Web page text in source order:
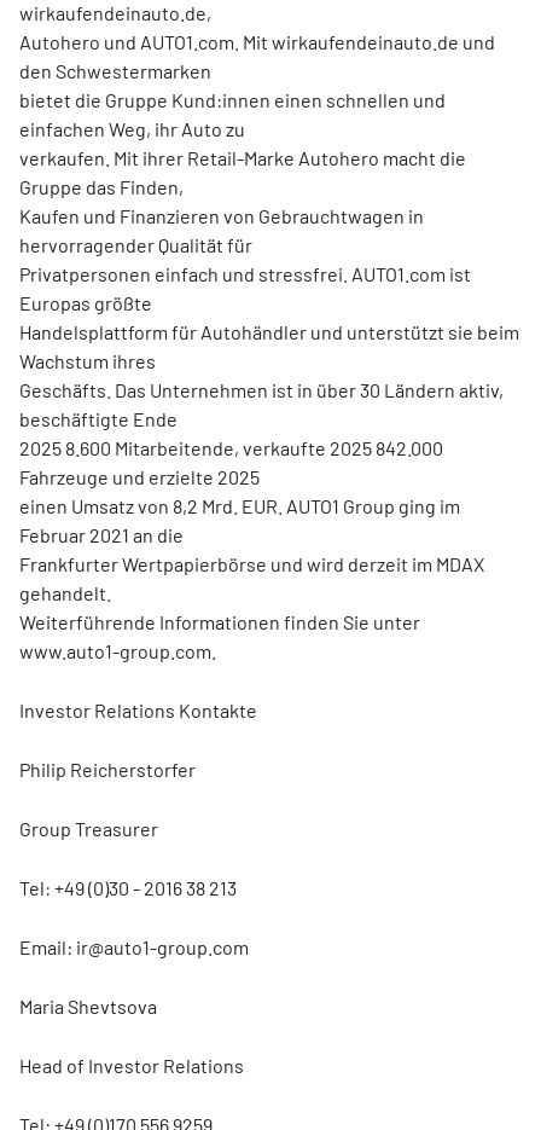
wirkaufendeinauto.de,
Autohero und AUTO1.com. Mit wirkaufendeinauto.de und
den Schwestermarken
bietet die Gruppe Kund:innen einen schnellen und
einfachen Weg, ihr Auto zu
verkaufen. Mit ihrer Retail-Marke Autohero macht die
Gruppe das Finden,
Kaufen und Finanzieren von Gebrauchtwagen in
hervorragender Qualität für
Privatpersonen einfach und stressfrei. AUTO1.com ist
Europas größte
Handelsplattform für Autohändler und unterstützt sie beim
Wachstum ihres
Geschäfts. Das Unternehmen ist in über 30 Ländern aktiv,
beschäftigte Ende
2025 8.600 Mitarbeitende, verkaufte 2025 842.000
Fahrzeuge und erzielte 2025
einen Umsatz von 8,2 Mrd. EUR. AUTO1 Group ging im
Februar 2021 an die
Frankfurter Wertpapierbörse und wird derzeit im MDAX
gehandelt.
Weiterführende Informationen finden Sie unter
www.auto1-group.com.
Investor Relations Kontakte
Philip Reicherstorfer
Group Treasurer
Tel: +49 (0)30 - 2016 38 213
Email: ir@auto1-group.com
Maria Shevtsova
Head of Investor Relations
Tel: +49 (0)170 556 9259